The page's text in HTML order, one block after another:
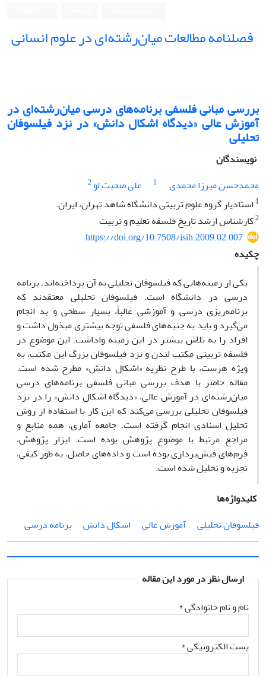
فصلنامه مطالعات میان‌رشته‌ای در علوم انسانی
بررسی مبانی فلسفی برنامه‌های درسی میان‌رشته‌ای در
آموزش عالی «دیدگاه اشکال دانش» در نزد فیلسوفان
تحلیلی
نویسندگان
محمدحسن میرزا محمدی
1 علی صحبت لو2
1 استادیار گروه علوم تربیتی دانشگاه شاهد تهران، ایران.
2کارشناس ارشد تاریخ فلسفه تعلیم و تربیت
https://doi.org/10.7508/isih.2009.02.007
چکیده
یکی از زمینه‌هایی که فیلسوفان تحلیلی به آن پرداخته‌اند، برنامه‌
درسی در دانشگاه است. فیلسوفان تحلیلی معتقدند که
برنامه‌ریزی درسی و آموزشی غالباً، بسیار سطحی و بد انجام
می‌گیرد و باید به جنبه‌های فلسفی توجه بیشتری مبذول داشت و
افراد را به تلاش بیشتر در این زمینه واداشت. این موضوع در
فلسفه تربیتی مکتب لندن و نزد فیلسوفان بزرگ این مکتب، به
ویژه هرست، با طرح نظریه «اشکال دانش» مطرح شده است.
مقاله حاضر با هدف بررسی مبانی فلسفی برنامه‌های درسی
میان‌رشته‌ای در آموزش عالی، «دیدگاه اشکال دانش» را در نزد
فیلسوفان تحلیلی بررسی می‌کند که این کار با استفاده از روش
تحلیل اسنادی انجام گرفته است. جامعه آماری، همه منابع و
مراجع مرتبط با موضوع پژوهش بوده است. ابزار پژوهش،
فرم‌های فیش‌برداری بوده است و داده‌های حاصل، به طور کیفی،
تجزیه و تحلیل شده است.
کلیدواژه‌ها
فیلسوفان تحلیلی
آموزش عالی اشکال دانش برنامه درسی
ارسال نظر در مورد این مقاله
نام و نام خانوادگی*
پست الکترونیکی*